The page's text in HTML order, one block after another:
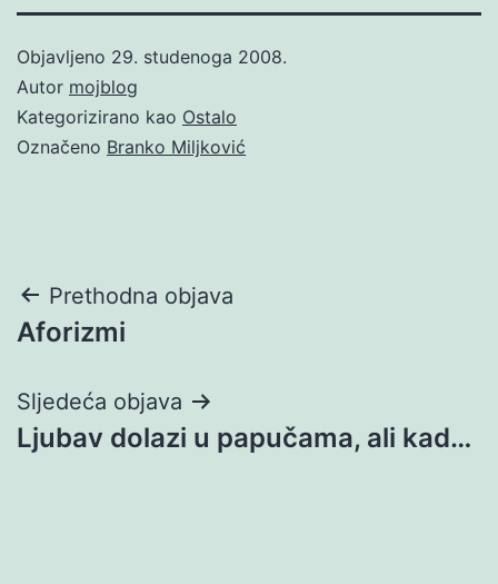
Objavljeno 29. studenoga 2008.
Autor mojblog
Kategorizirano kao Ostalo
Označeno Branko Miljković
Navigacija
objava
Prethodna objava
Aforizmi
Sljedeća objava
Ljubav dolazi u papučama, ali kad…